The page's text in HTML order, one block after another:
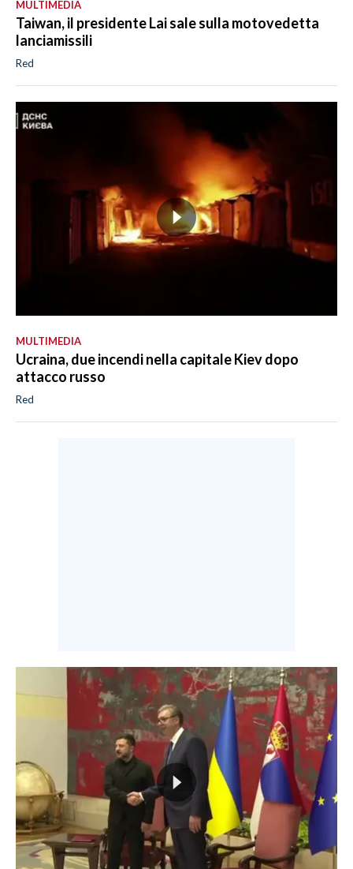
MULTIMEDIA
Taiwan, il presidente Lai sale sulla motovedetta
lanciamissili
Red
MULTIMEDIA
Ucraina, due incendi nella capitale Kiev dopo
attacco russo
Red